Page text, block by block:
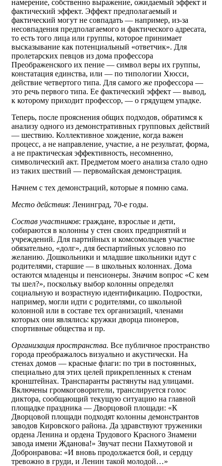
намерение, собственно выражение, ожидаемый эффект и
фактический эффект. Эффект предполагаемый и
фактический могут не совпадать — например, из-за
несовпадения предполагаемого и фактического адресата,
то есть того лица или группы, которое принимает
высказывание как потенциальный «ответчик». Для
пролетарских певцов из дома профессора
Преображенского их пение — символ веры их группы,
констатация единства, или — по типологии Хюсси,
действие четвертого типа. Для самого же профессора —
это речь первого типа. Ее фактический эффект — вывод,
к которому приходит профессор, — о грядущем упадке.
Теперь, после прояснения общих подходов, обратимся к
анализу одного из демонстративных групповых действий
— шествию. Коллективное хождение, когда важен
процесс, а не направление, участие, а не результат, форма,
а не практическая эффективность, несомненно,
символический акт. Предметом моего анализа стало одно
из таких шествий — первомайская демонстрация.
Начнем с тех демонстраций, которые я помню сама.
Место действия: Ленинград, 70-е годы.
Состав участников: граждане, взрослые и дети,
собираются в колонны у стен своих предприятий и
учреждений. Для партийных и комсомольцев участие
обязательно, «долг», для беспартийных условно по
желанию. Дошкольники и младшие школьники идут с
родителями, старшие — в школьных колоннах. Дома
остаются младенцы и пенсионеры. Значим вопрос «С кем
ты шел?», поскольку выбор колонны определял
социальную и возрастную идентификацию. Подростки,
например, могли идти с родителями, со школьной
колонной или в составе тех организаций, членами
которых они являлись: кружки дворца пионеров,
спортивные общества и пр.
Организация пространства. Все публичное пространство
города преображалось визуально и акустически. На
стенах домов — красные флаги: по три в постоянных,
специально для этих целей прикрепленных к стенам
кронштейнах. Транспаранты растянуты над улицами.
Включены громкоговорители, транслируется голос
диктора, сообщающий текущую ситуацию на главной
площадке праздника — Дворцовой площади: «К
Дворцовой площади подходят колонны демонстрантов
заводов Кировского района. Да здравствуют труженики
ордена Ленина и ордена Трудового Красного Знамени
завода имени Жданова!» Звучат песни Пахмутовой и
Добронравова: «И вновь продолжается бой, и сердцу
тревожно в груди, и Ленин такой молодой…»